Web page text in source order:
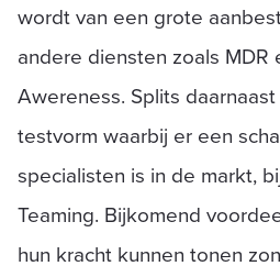
wordt van een grote
andere diensten zoals MDR
Awereness. Splits
testvorm waarbij er een
specialisten is in de markt,
Teaming. Bijkomend
hun kracht kunnen tonen